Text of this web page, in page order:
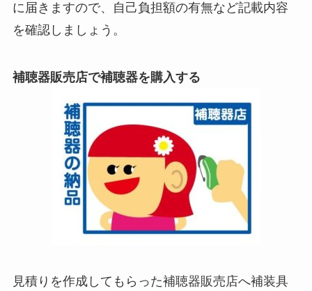
に届きますので、自己負担額の有無など記載内容
を確認しましょう。
補聴器販売店で補聴器を購入する
見積りを作成してもらった補聴器販売店へ補装具